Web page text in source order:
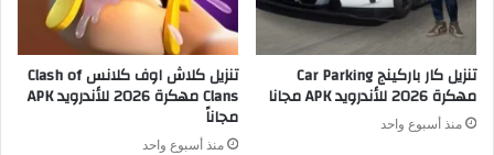
تنزيل كار باركينج Car Parking
مهكرة 2026 للأندرويد APK مجانا
منذ أسبوع واحد
تنزيل كلاش اوف كلانس Clash of
Clans مهكرة 2026 للأندرويد APK
مجاناً
منذ أسبوع واحد